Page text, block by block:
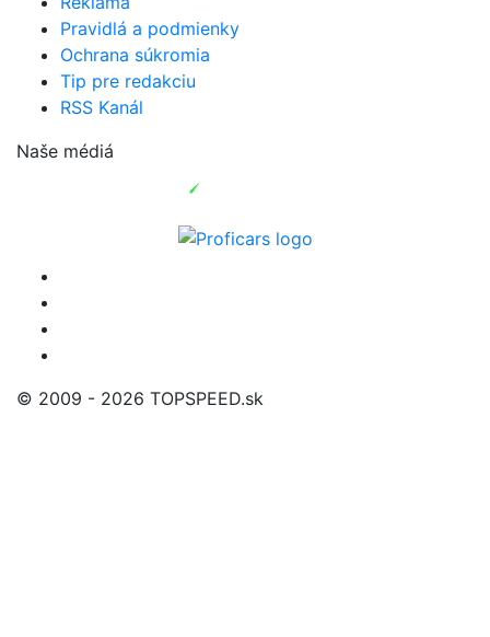
Pravidlá a podmienky
Ochrana súkromia
Tip pre redakciu
RSS Kanál
Naše médiá
© 2009 - 2026 TOPSPEED.sk